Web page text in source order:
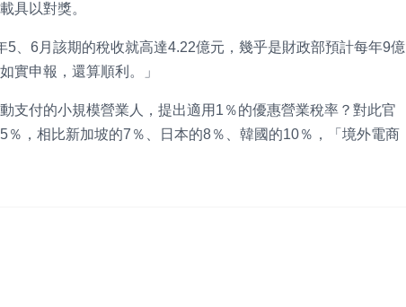
具以對獎。
、6月該期的稅收就高達4.22億元，幾乎是財政部預計每年9億
實申報，還算順利。」
支付的小規模營業人，提出適用1％的優惠營業稅率？對此官
，相比新加坡的7％、日本的8％、韓國的10％，「境外電商